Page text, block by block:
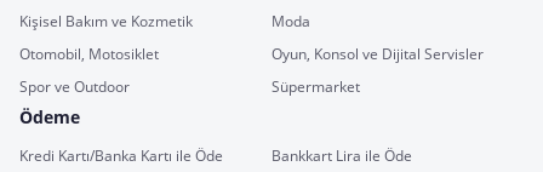
Kişisel Bakım ve Kozmetik
Moda
Otomobil, Motosiklet
Oyun, Konsol ve Dijital Servisler
Spor ve Outdoor
Süpermarket
Ödeme
Kredi Kartı/Banka Kartı ile Öde
Bankkart Lira ile Öde